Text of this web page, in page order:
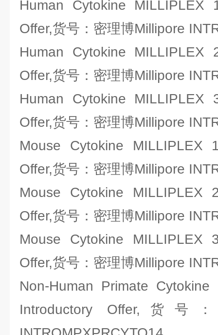
Human Cytokine MILLIPLEX
Offer,货号：密理博Millipore
Human Cytokine MILLIPLEX
Offer,货号：密理博Millipore
Human Cytokine MILLIPLEX
Offer,货号：密理博Millipore
Mouse Cytokine MILLIPLEX
Offer,货号：密理博Millipore
Mouse Cytokine MILLIPLEX
Offer,货号：密理博Millipore
Mouse Cytokine MILLIPLEX
Offer,货号：密理博Millipore
Non-Human Primate
Introductory Offer,货号